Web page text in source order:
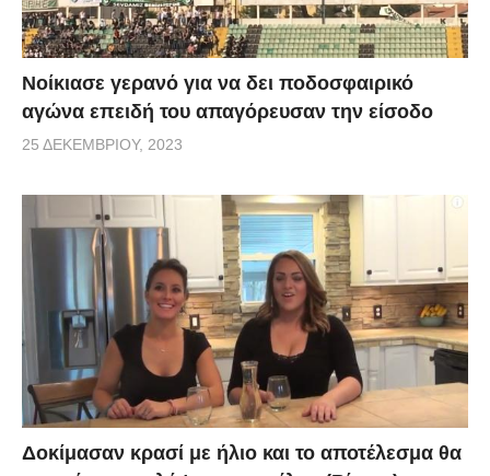
Νοίκιασε γερανό για να δει ποδοσφαιρικό
αγώνα επειδή του απαγόρευσαν την είσοδο
25 ΔΕΚΕΜΒΡΊΟΥ, 2023
Δοκίμασαν κρασί με ήλιο και το αποτέλεσμα θα